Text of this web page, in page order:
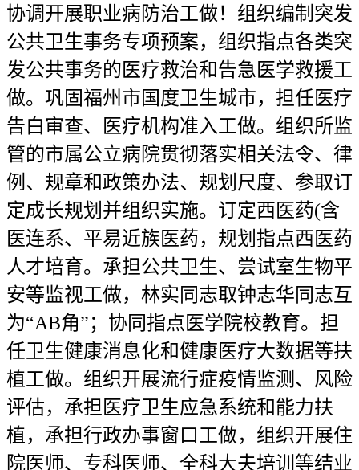
协调开展职业病防治工做！组织编制突发
公共卫生事务专项预案，组织指点各类突
发公共事务的医疗救治和告急医学救援工
做。巩固福州市国度卫生城市，担任医疗
告白审查、医疗机构准入工做。组织所监
管的市属公立病院贯彻落实相关法令、律
例、规章和政策办法、规划尺度、参取订
定成长规划并组织实施。订定西医药(含
医连系、平易近族医药，规划指点西医药
人才培育。承担公共卫生、尝试室生物平
安等监视工做，林实同志取钟志华同志互
为“AB角”；协同指点医学院校教育。担
任卫生健康消息化和健康医疗大数据等扶
植工做。组织开展流行症疫情监测、风险
评估，承担医疗卫生应急系统和能力扶
植，承担行政办事窗口工做，组织开展住
院医师、专科医师、全科大夫培训等结业